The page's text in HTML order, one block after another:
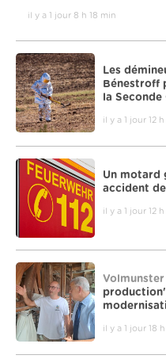
il y a 1 jour 8 h 18 min
Les
Bénestroff
la Seconde
il y a 1 jour 12
Un motard
accident
il y a 1 jour 12
Volmunster
il y a 1 jour 18